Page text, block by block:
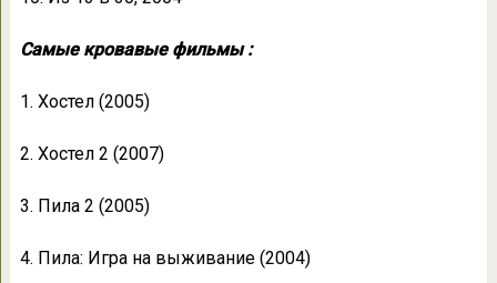
Самые кровавые фильмы :
1. Хостел (2005)
2. Хостел 2 (2007)
3. Пила 2 (2005)
4. Пила: Игра на выживание (2004)